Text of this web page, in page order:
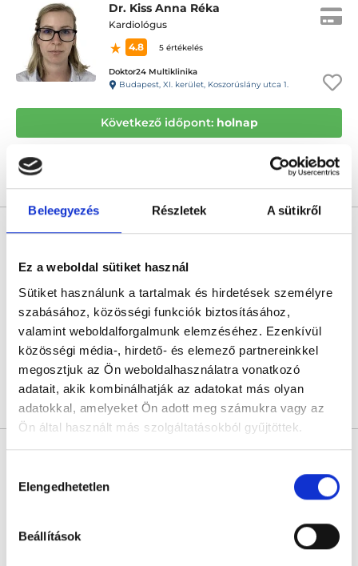
Beleegyezés Részletek A sütikről
Ez a weboldal sütiket használ
Sütiket használunk a tartalmak és hirdetések személyre
szabásához, közösségi funkciók biztosításához,
valamint weboldalforgalmunk elemzéséhez. Ezenkívül
közösségi média-, hirdető- és elemező partnereinkkel
megosztjuk az Ön weboldalhasználatra vonatkozó
adatait, akik kombinálhatják az adatokat más olyan
adatokkal, amelyeket Ön adott meg számukra vagy az
Ön által használt más szolgáltatásokból gyűjtöttek.
szabályzat:https://foglaljorvost.hu/info/foglaljorvost-
kiválasztása
Elengedhetetlen
Beállítások
Dr. Kiss Anna Réka
Kardiológus
4.8
5 értékelés
Doktor24 Multiklinika
Budapest, XI. kerület, Koszorúslány utca 1.
Következő időpont: holnap
Röntgen - 2. helyiség
4.8
437 értékelés
Radio Dental - Baross utca
Budapest, VIII. kerület, Baross utca 1.
Következő időpont: holnap
Árlista Összes időpont Profil
Röntgen - 3. helyiség